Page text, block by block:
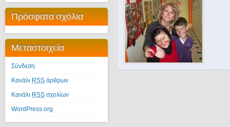
Πρόσφατα σχόλια
Μεταστοιχεία
Σύνδεση
Κανάλι RSS άρθρων
Κανάλι RSS σχολίων
WordPress.org